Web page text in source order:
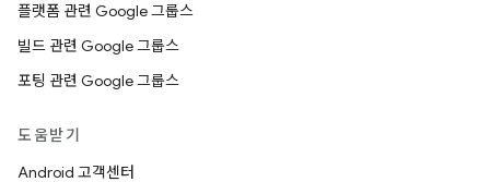
플랫폼 관련 Google 그룹스
빌드 관련 Google 그룹스
포팅 관련 Google 그룹스
도움받기
Android 고객센터